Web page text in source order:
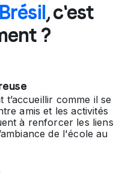
, c'est
?
t’accueillir comme il se
amis et les activités
à renforcer les liens
de l'école au